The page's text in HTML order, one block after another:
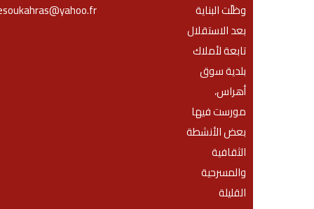
وظلّت البناية
بعد الاستقلال
تابعة لأملاك
بلدية سوق
أهراس،
مورست فيها
بعض الأنشطة
الثقافية
والمسرحية
القليلة